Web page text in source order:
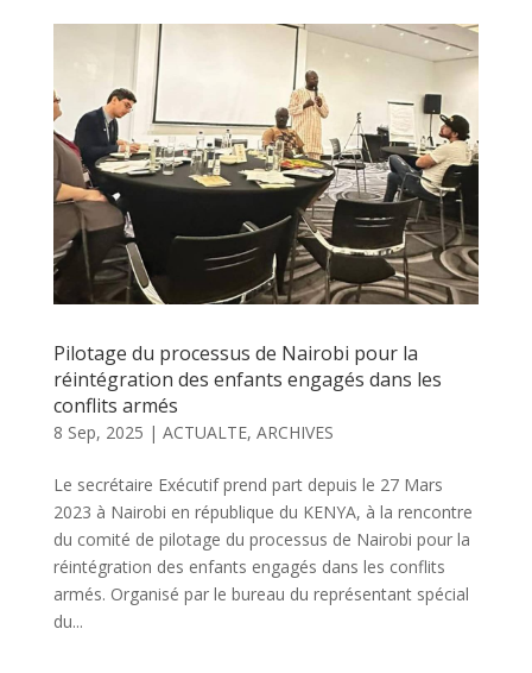
Pilotage du processus de Nairobi pour la
réintégration des enfants engagés dans les
conflits armés
8 Sep, 2025 | ACTUALTE, ARCHIVES
Le secrétaire Exécutif prend part depuis le 27 Mars
2023 à Nairobi en république du KENYA, à la rencontre
du comité de pilotage du processus de Nairobi pour la
réintégration des enfants engagés dans les conflits
armés. Organisé par le bureau du représentant spécial
du...